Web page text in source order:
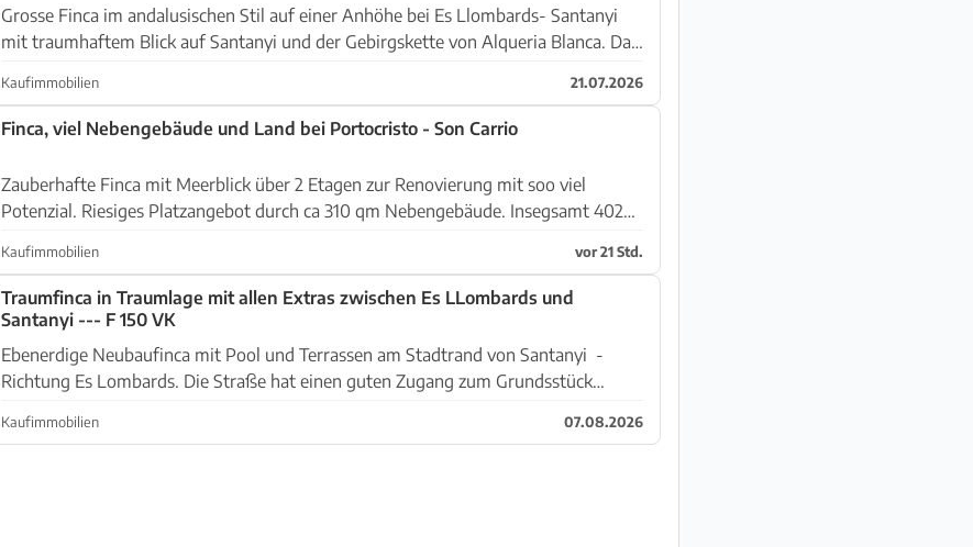
Grosse Finca im andalusischen Stil auf einer Anhöhe bei Es Llombards- Santanyi
mit traumhaftem Blick auf Santanyi und der Gebirgskette von Alqueria Blanca. Das
Kaufimmobilien 21.07.2026
Finca, viel Nebengebäude und Land bei Portocristo - Son Carrio
Zauberhafte Finca mit Meerblick über 2 Etagen zur Renovierung mit soo viel
Potenzial. Riesiges Platzangebot durch ca 310 qm Nebengebäude. Insegsamt 402
Kaufimmobilien vor 21 Std.
Traumfinca in Traumlage mit allen Extras zwischen Es LLombards und
Santanyi --- F 150 VK
Ebenerdige Neubaufinca mit Pool und Terrassen am Stadtrand von Santanyi -
Richtung Es Lombards. Die Straße hat einen guten Zugang zum Grundsstück
Kaufimmobilien 07.08.2026